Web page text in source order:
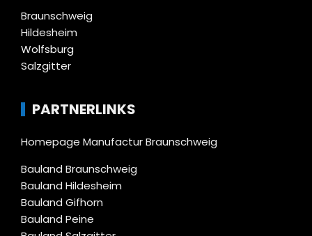
Braunschweig
Hildesheim
Wolfsburg
Salzgitter
PARTNERLINKS
Homepage Manufactur Braunschweig
Bauland Braunschweig
Bauland Hildesheim
Bauland Gifhorn
Bauland Peine